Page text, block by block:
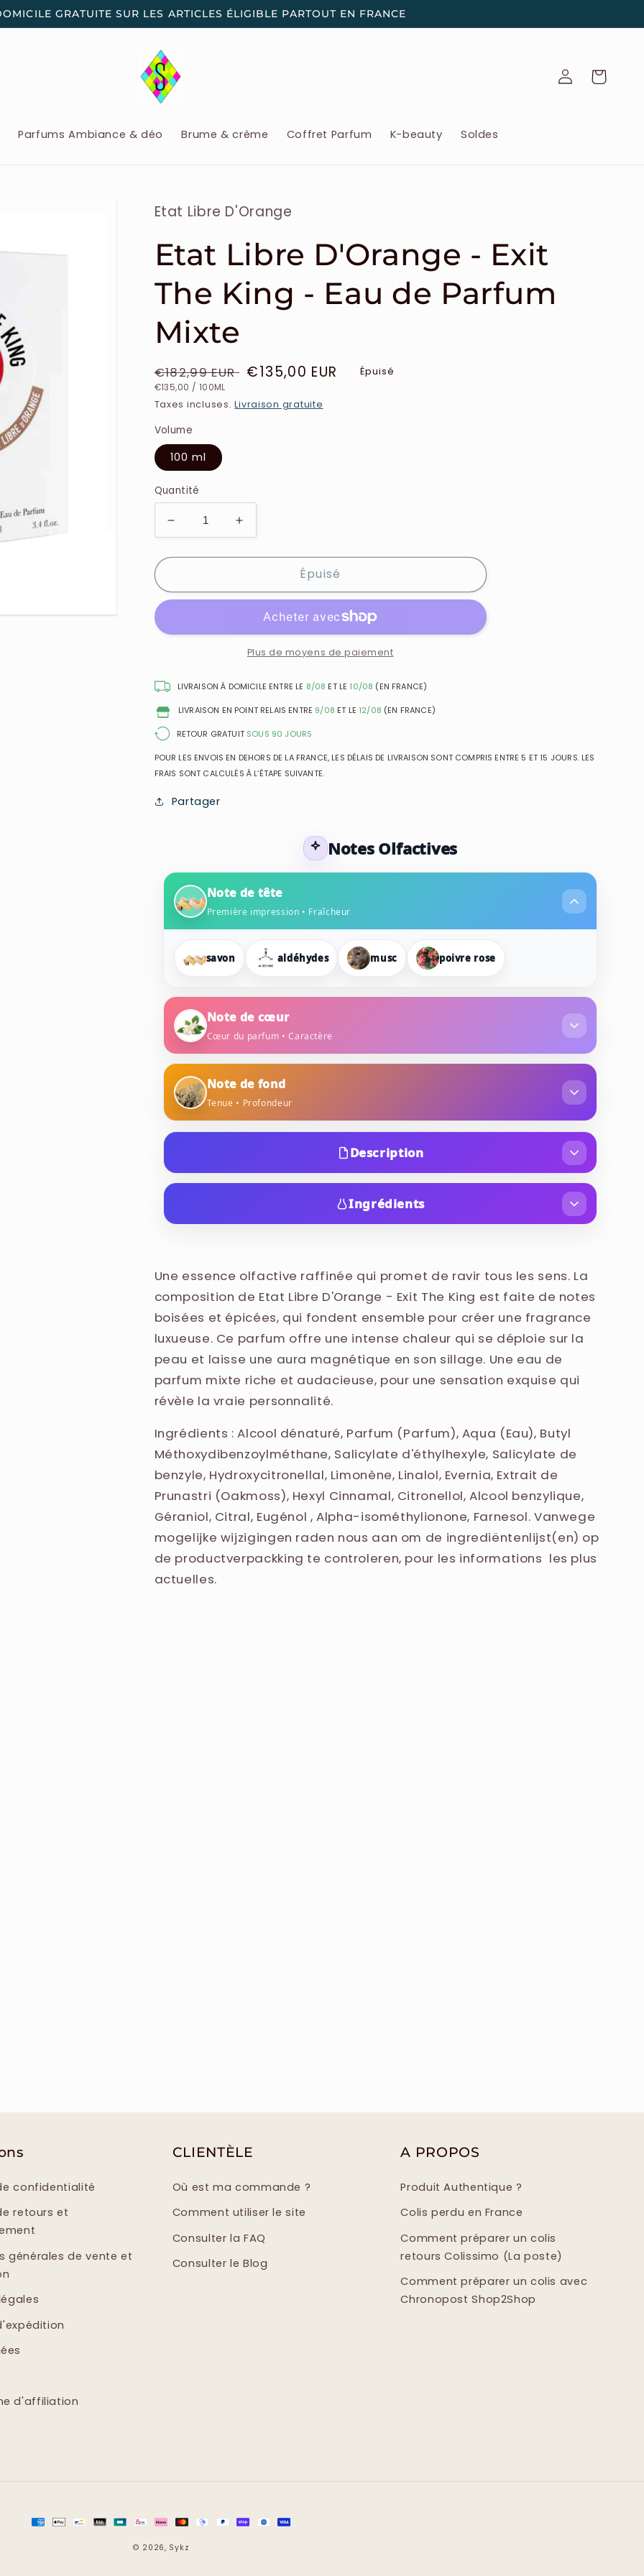
GRATUITE SUR LES ARTICLES ÉLIGIBLE PARTOUT EN FRANCE
Parfums Ambiance & déo Brume & crème Coffret Parfum K-beauty Soldes
ConnexionPanier
Etat Libre D'Orange
Etat Libre D'Orange - Exit
The King - Eau de Parfum
Mixte
Prix
habituel
€182,99 EUR
Prix
€135,00 EUR
PRIX
€135,00 / PAR
100ML
Épuisé
Taxes incluses.Livraison gratuite
Volume
100 ml
Quantité
Réduire
la
quantité
Etat
D&#39;Orange
-
King
Eau
de
Mixte
Augmenter
la
quantité
Etat
D&#39;Orange
-
Exit
King
Eau
de
Mixte
Épuisé
Plus de moyens de paiement
LIVRAISON À DOMICILE ENTRE LE 8/08 ET LE 10/08 (EN FRANCE)
LIVRAISON EN POINT RELAIS ENTRE 9/08 ET LE 12/08 (EN FRANCE)
RETOUR GRATUIT SOUS 90 JOURS
POUR LES ENVOIS EN DEHORS DE LA FRANCE, LES DÉLAIS DE LIVRAISON SONT COMPRIS ENTRE 5 ET 15 JOURS. LES
FRAIS SONT CALCULÉS À L’ÉTAPE SUIVANTE.
Partager
Notes Olfactives
Note de tête
Première impression • Fraîcheur
savon aldéhydes musc poivre rose
Note de cœur
Cœur du parfum • Caractère
Note de fond
Tenue • Profondeur
Description
Une histoire aux accents d'entropie, qui raconte la chute de toutes les
certitudes et du pouvoir. Toute la folie et les rêves de possibilités infinies
sont cachés dans une bouteille d'Eau de Parfum mixte Etat Libre d'Orange
Ingrédients
SALICYLATE, HYDROXYCITRONELLAL, LIMONENE, LINALOOL, EVERNIA,
PRUNASTRI (OAKMOSS) EXTRACT, HEXYL CINNAMAL, CITRONELLOL, BENZYL
ALCOHOL, GERANIOL, CITRAL, EUGENOL, ALPHA-ISOMETHYL IONONE,
Une essence olfactive raffinée qui promet de ravir tous les sens. La
composition de Etat Libre D'Orange - Exit The King est faite de notes
boisées et épicées, qui fondent ensemble pour créer une fragrance
luxueuse. Ce parfum offre une intense chaleur qui se déploie sur la
peau et laisse une aura magnétique en son sillage. Une eau de
parfum mixte riche et audacieuse, pour une sensation exquise qui
révèle la vraie personnalité.
Ingrédients : Alcool dénaturé, Parfum (Parfum), Aqua (Eau), Butyl
Méthoxydibenzoylméthane, Salicylate d'éthylhexyle, Salicylate de
benzyle, Hydroxycitronellal, Limonène, Linalol, Evernia, Extrait de
Prunastri (Oakmoss), Hexyl Cinnamal, Citronellol, Alcool benzylique,
Géraniol, Citral, Eugénol , Alpha-isométhylionone, Farnesol. Vanwege
mogelijke wijzigingen raden nous aan om de ingrediëntenlijst(en) op
de productverpackking te controleren, pour les informations les plus
actuelles.
confidentialité
retours et
générales de vente et
d'affiliation
CLIENTÈLE
Où est ma commande ?
Comment utiliser le site
Consulter la FAQ
Consulter le Blog
A PROPOS
Produit Authentique ?
Colis perdu en France
Comment préparer un colis
retours Colissimo (La poste)
Comment préparer un colis avec
Chronopost Shop2Shop
Moyens
© 2026, Sykz